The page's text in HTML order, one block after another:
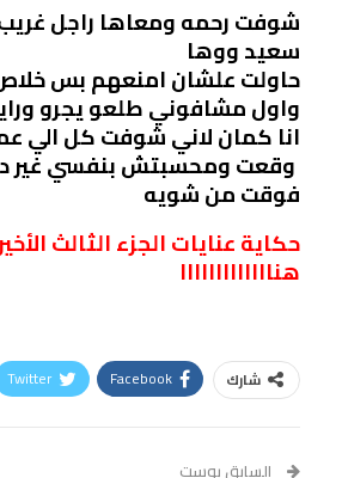
شوفت رحمه ومعاها راجل
سعيد ووها
حاولت علشان امنعهم بس
واول مشافوني طلعو يجرو
انا كمان لاني شوفت كل الي
­وقعت ومحسبتش بنفسي غير
فوقت من شويه
حكاية عنايات الجزء الثالث
هنااااااااااااا
شارك Facebook
Twitter
السابق بوست